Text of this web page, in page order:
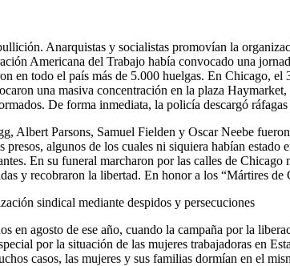
Anarquistas y socialistas promovían la
Americana del Trabajo había convocado una
en todo el país más de 5.000 huelgas. En Chicago,
una masiva concentración en la plaza
De forma inmediata, la policía descargó
Albert Parsons, Samuel Fielden y Oscar Neebe
algunos de los cuales ni siquiera habían
En su funeral marcharon por las calles de
y recobraron la libertad. En honor a los “Mártires
sindical mediante despidos y persecuciones
agosto de ese año, cuando la campaña por la
por la situación de las mujeres trabajadoras en
casos, las mujeres y sus familias dormían en el